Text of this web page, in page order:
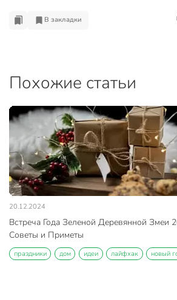
В закладки
Похожие статьи
20.12.2024
Встреча Года Зеленой Деревянной Змеи
Советы и Приметы
праздники дом идеи лайфхак новый